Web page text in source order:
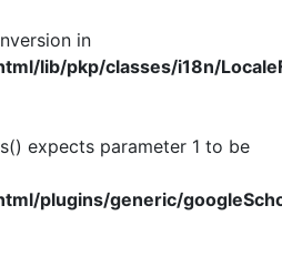
in
lib/pkp/classes/i18n/
expects parameter 1 to be
plugins/generic/